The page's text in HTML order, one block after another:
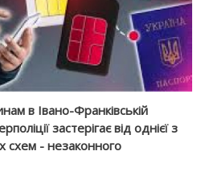
в Івано-Франківській
застерігає від однієї з
схем - незаконного